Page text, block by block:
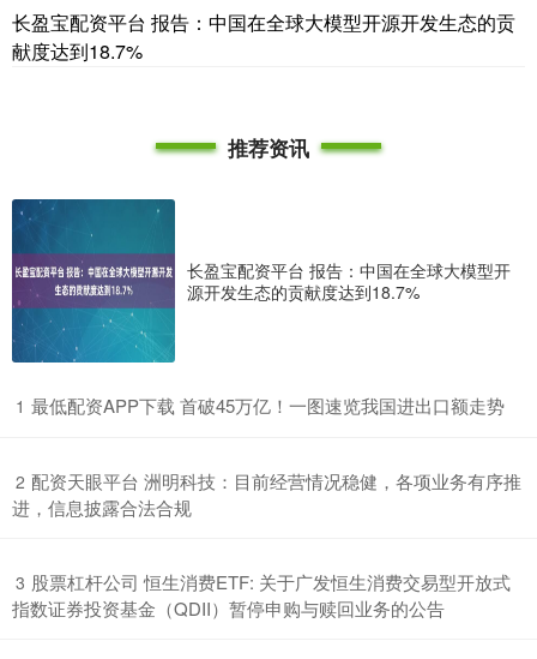
长盈宝配资平台 报告：中国在全球大模型开源开发生态的贡
献度达到18.7%
推荐资讯
长盈宝配资平台 报告：中国在全球大模型开
源开发生态的贡献度达到18.7%
1 ​最低配资APP下载 首破45万亿！一图速览我国进出口额走势
2 ​配资天眼平台 洲明科技：目前经营情况稳健，各项业务有序推
进，信息披露合法合规
3 ​股票杠杆公司 恒生消费ETF: 关于广发恒生消费交易型开放式
指数证券投资基金（QDII）暂停申购与赎回业务的公告